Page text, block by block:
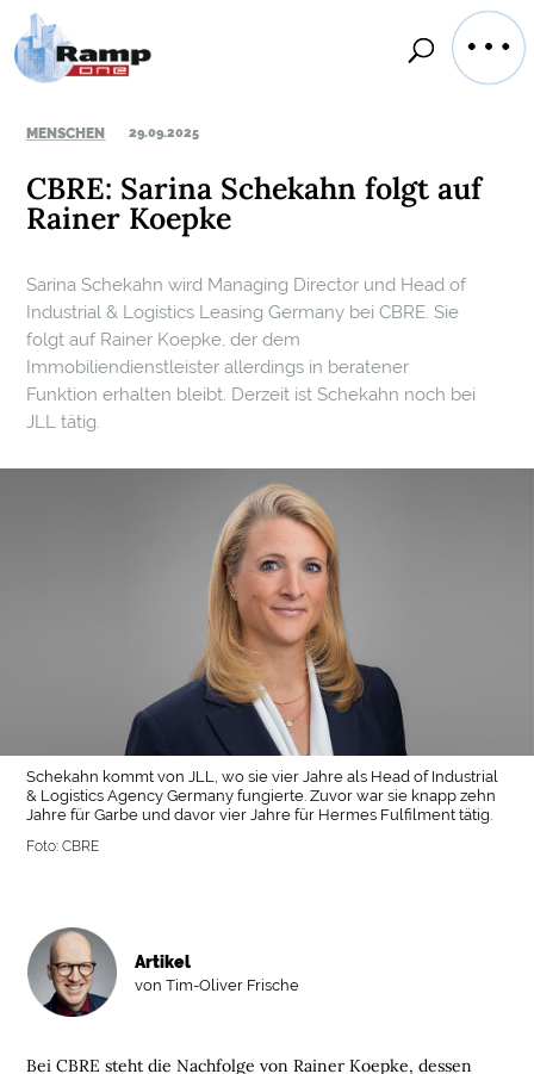
MENSCHEN 29.09.2025
CBRE: Sarina Schekahn folgt auf
Rainer Koepke
Sarina Schekahn wird Managing Director und Head of
Industrial & Logistics Leasing Germany bei CBRE. Sie
folgt auf Rainer Koepke, der dem
Immobiliendienstleister allerdings in beratener
Funktion erhalten bleibt. Derzeit ist Schekahn noch bei
JLL tätig.
Schekahn kommt von JLL, wo sie vier Jahre als Head of Industrial
& Logistics Agency Germany fungierte. Zuvor war sie knapp zehn
Jahre für Garbe und davor vier Jahre für Hermes Fulfilment tätig.
Foto: CBRE
Bei CBRE steht die Nachfolge von Rainer Koepke, dessen
Artikel
von Tim-Oliver Frische